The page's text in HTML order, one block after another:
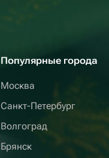
Популярные города
Москва
Санкт-Петербург
Волгоград
Брянск